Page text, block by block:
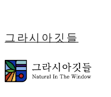
그라시아깃들